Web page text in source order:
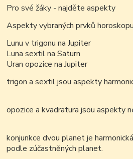
Pro své žáky - najděte aspekty
Aspekty vybraných prvků
Lunu v trigonu na Jupiter
Luna sextil na Saturn
Uran opozice na Jupiter
trigon a sextil jsou aspekty
opozice a kvadratura jsou aspekty
konjunkce dvou planet je
podle zúčastněných planet.